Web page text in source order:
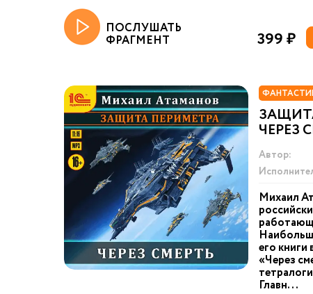
ПОСЛУШАТЬ
ФРАГМЕНТ 399 ₽
ЧЕРЕЗ
Автор:
Михаил
его
«Через
Главн...